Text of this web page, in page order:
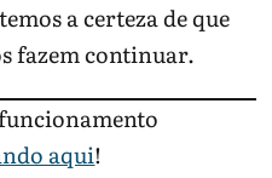
a certeza de que
fazem continuar.
aqui!